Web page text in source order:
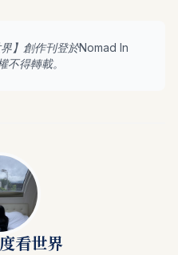
】創作刊登於Nomad In
不得轉載。
看世界